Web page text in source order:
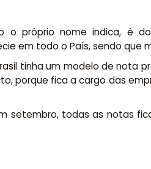
o próprio nome indica, é
em todo o País, sendo que
tinha um modelo de nota
porque fica a cargo das
setembro, todas as notas